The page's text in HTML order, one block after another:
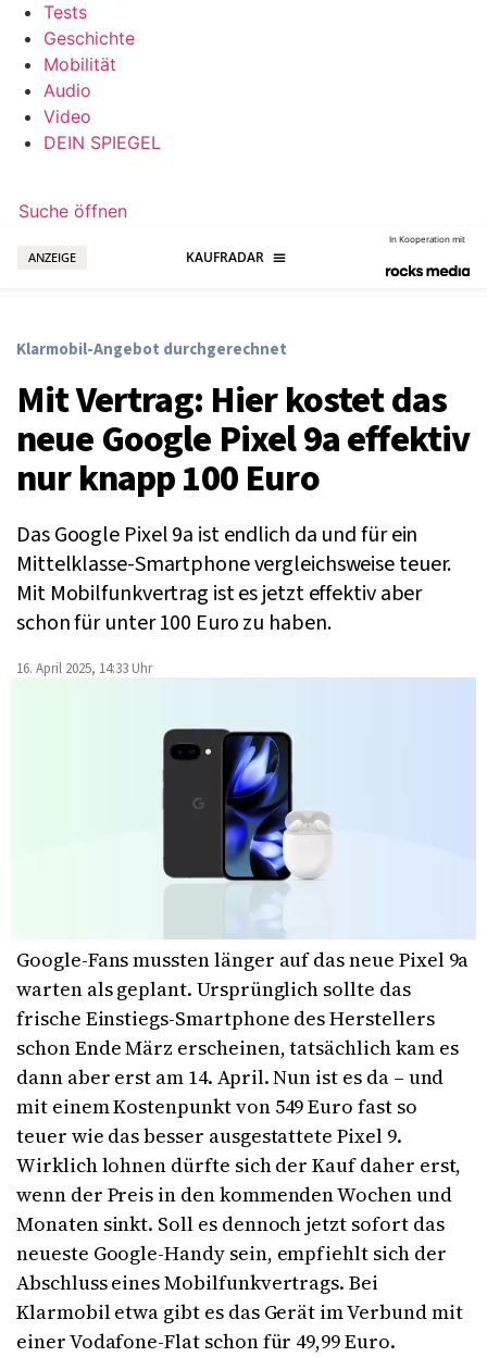
Tests
Geschichte
Mobilität
Audio
Video
DEIN SPIEGEL
Suche öffnen
ANZEIGE
In Kooperation mit
Klarmobil-Angebot durchgerechnet
Mit Vertrag: Hier kostet das
neue Google Pixel 9a effektiv
nur knapp 100 Euro
Das Google Pixel 9a ist endlich da und für ein
Mittelklasse-Smartphone vergleichsweise teuer.
Mit Mobilfunkvertrag ist es jetzt effektiv aber
schon für unter 100 Euro zu haben.
16. April 2025, 14:33 Uhr
Google-Fans mussten länger auf das neue Pixel 9a
warten als geplant. Ursprünglich sollte das
frische Einstiegs-Smartphone des Herstellers
schon Ende März erscheinen, tatsächlich kam es
dann aber erst am 14. April. Nun ist es da – und
mit einem Kostenpunkt von 549 Euro fast so
teuer wie das besser ausgestattete Pixel 9.
Wirklich lohnen dürfte sich der Kauf daher erst,
wenn der Preis in den kommenden Wochen und
Monaten sinkt. Soll es dennoch jetzt sofort das
neueste Google-Handy sein, empfiehlt sich der
Abschluss eines Mobilfunkvertrags. Bei
Klarmobil etwa gibt es das Gerät im Verbund mit
einer Vodafone-Flat schon für 49,99 Euro.